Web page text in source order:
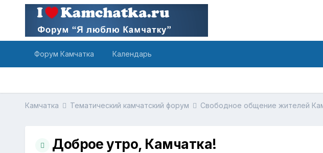
Форум Камчатка Календарь
Камчатка Тематический камчатский форум Свободное общение жителей
Доброе утро, Камчатка!